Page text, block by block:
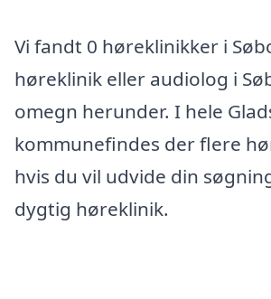
Vi fandt 0 høreklinikker i
høreklinik eller audiolog i
omegn herunder. I hele
kommunefindes der flere
hvis du vil udvide din
dygtig høreklinik.